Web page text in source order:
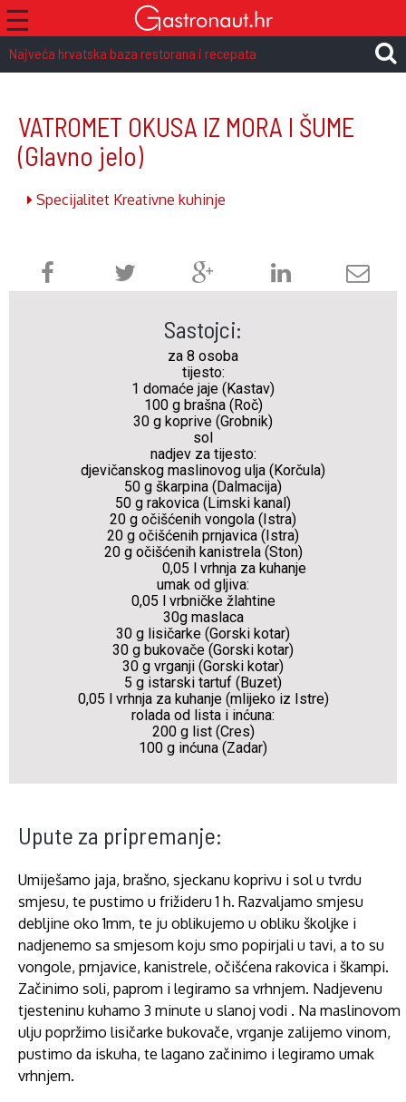
☰
Najveća hrvatska baza restorana i recepata
VATROMET OKUSA IZ MORA I ŠUME
(Glavno jelo)
Specijalitet Kreativne kuhinje
Sastojci:
za 8 osoba
tijesto:
1 domaće jaje (Kastav)
100 g brašna (Roč)
30 g koprive (Grobnik)
sol
nadjev za tijesto:
djevičanskog maslinovog ulja (Korčula)
50 g škarpina (Dalmacija)
50 g rakovica (Limski kanal)
20 g očišćenih vongola (Istra)
20 g očišćenih prnjavica (Istra)
20 g očišćenih kanistrela (Ston)
0,05 l vrhnja za kuhanje
umak od gljiva:
0,05 l vrbničke žlahtine
30g maslaca
30 g lisičarke (Gorski kotar)
30 g bukovače (Gorski kotar)
30 g vrganji (Gorski kotar)
5 g istarski tartuf (Buzet)
0,05 l vrhnja za kuhanje (mlijeko iz Istre)
rolada od lista i inćuna:
200 g list (Cres)
100 g inćuna (Zadar)
Upute za pripremanje:
Umiješamo jaja, brašno, sjeckanu koprivu i sol u tvrdu
smjesu, te pustimo u frižideru 1 h. Razvaljamo smjesu
debljine oko 1mm, te ju oblikujemo u obliku školjke i
nadjenemo sa smjesom koju smo popirjali u tavi, a to su
vongole, prnjavice, kanistrele, očišćena rakovica i škampi.
Začinimo soli, paprom i legiramo sa vrhnjem. Nadjevenu
tjesteninu kuhamo 3 minute u slanoj vodi . Na maslinovom
ulju popržimo lisičarke bukovače, vrganje zalijemo vinom,
pustimo da iskuha, te lagano začinimo i legiramo umak
vrhnjem.